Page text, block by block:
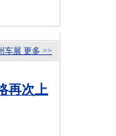
更多 >>
车展
再次上